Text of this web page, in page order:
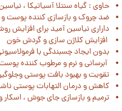
حاوی : گیاه سنتلا آسیاتیکا ،
ضد چروک و بازسازی کننده پوست
داراری نیاسین آمید برای
افزایش کلاژن سازی و گردش خون
بدون ایجاد چسبندگی با
آبرسانی و نرم و مرطوب کننده
تقویت و بهبود بافت پوستی
کاهش و درمان التهابات پوستی
ترمیم و بازسازی جای جوش ،